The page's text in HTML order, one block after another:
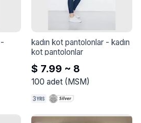
kadın kot pantolonlar - kadın
kot pantolonlar
$ 7.99 ~ 8
100 adet ( MSM)